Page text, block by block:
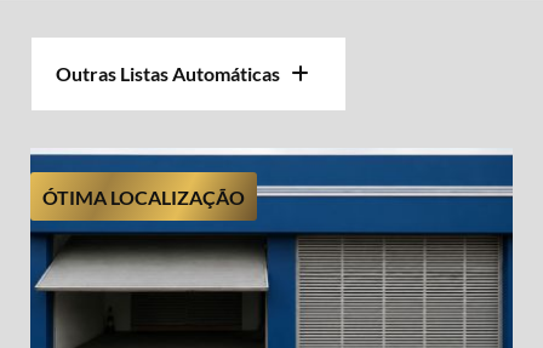
Outras Listas Automáticas
ÓTIMA LOCALIZAÇÃO